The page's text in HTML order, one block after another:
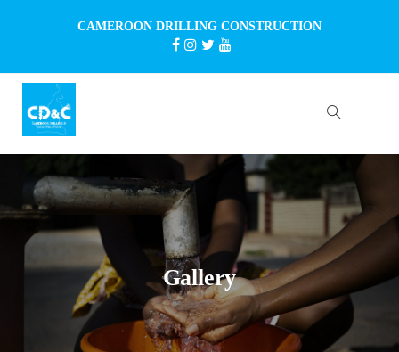
CAMEROON DRILLING CONSTRUCTION
Gallery